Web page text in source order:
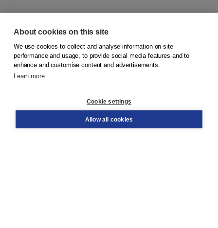
© 2026Koninklijke Boom uitgevers
Order
About cookies on this site
We use cookies to collect and analyse information on site
performance and usage, to provide social media features and to
enhance and customise content and advertisements.
Learn more
Cookie settings
Allow all cookies